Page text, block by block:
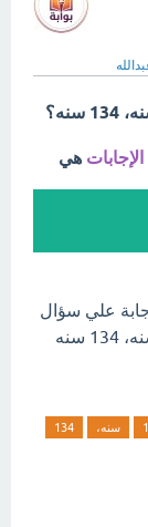
الإجابات هي
علي سؤال
قامت الدولة العباسية عام :132 سنة ،133 سنه، 134 سنه
سنه،
134